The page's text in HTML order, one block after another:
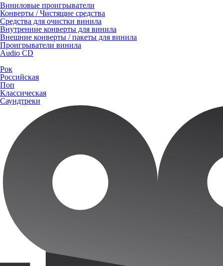
Виниловые проигрыватели
Конверты / Чистящие средства
Средства для очистки винила
Внутренние конверты для винила
Внешние конверты / пакеты для винила
Проигрыватели винила
Audio CD
Рок
Российская
Поп
Классическая
Саундтреки